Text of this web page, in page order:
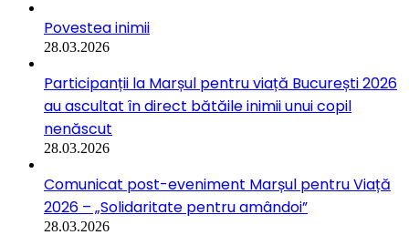
Povestea inimii
28.03.2026
Participanții la Marșul pentru viață București 2026
au ascultat în direct bătăile inimii unui copil
nenăscut
28.03.2026
Comunicat post-eveniment Marșul pentru Viață
2026 – „Solidaritate pentru amândoi”
28.03.2026